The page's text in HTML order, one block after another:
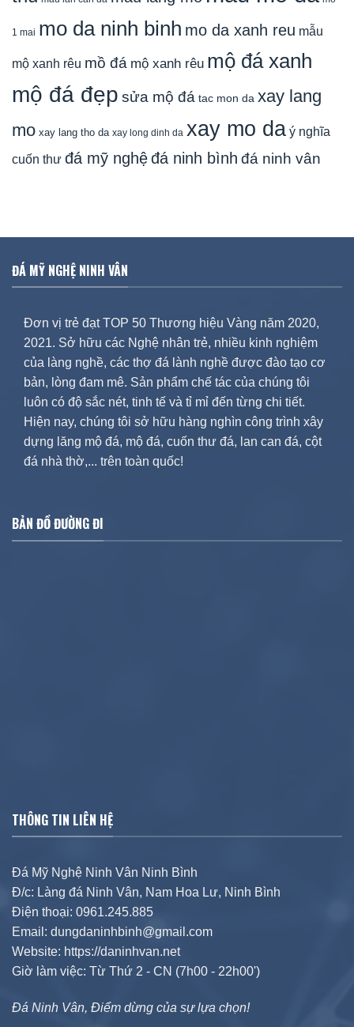
1 mai mo da ninh binh mo da xanh reu mẫu
mộ xanh rêu mồ đá mộ xanh rêu mộ đá xanh
mộ đá đẹp sửa mộ đá tac mon da xay lang
mo xay lang tho da xay long dinh da xay mo da ý nghĩa
cuốn thư đá mỹ nghệđá ninh bình đá ninh vân
ĐÁ MỸ NGHỆ NINH VÂN
Đơn vị trẻ đạt TOP 50 Thương hiệu Vàng năm 2020,
2021. Sở hữu các Nghệ nhân trẻ, nhiều kinh nghiệm
của làng nghề, các thợ đá lành nghề được đào tạo cơ
bản, lòng đam mê. Sản phẩm chế tác của chúng tôi
luôn có độ sắc nét, tinh tế và tỉ mỉ đến từng chi tiết.
Hiện nay, chúng tôi sở hữu hàng nghìn công trình xây
dựng lăng mộ đá, mộ đá, cuốn thư đá, lan can đá, cột
đá nhà thờ,... trên toàn quốc!
BẢN ĐỒ ĐƯỜNG ĐI
THÔNG TIN LIÊN HỆ
Đá Mỹ Nghệ Ninh Vân Ninh Bình
Đ/c: Làng đá Ninh Vân, Nam Hoa Lư, Ninh Bình
Điện thoại: 0961.245.885
Email: dungdaninhbinh@gmail.com
Website: https://daninhvan.net
Giờ làm việc: Từ Thứ 2 - CN (7h00 - 22h00')
Đá Ninh Vân, Điểm dừng của sự lựa chọn!